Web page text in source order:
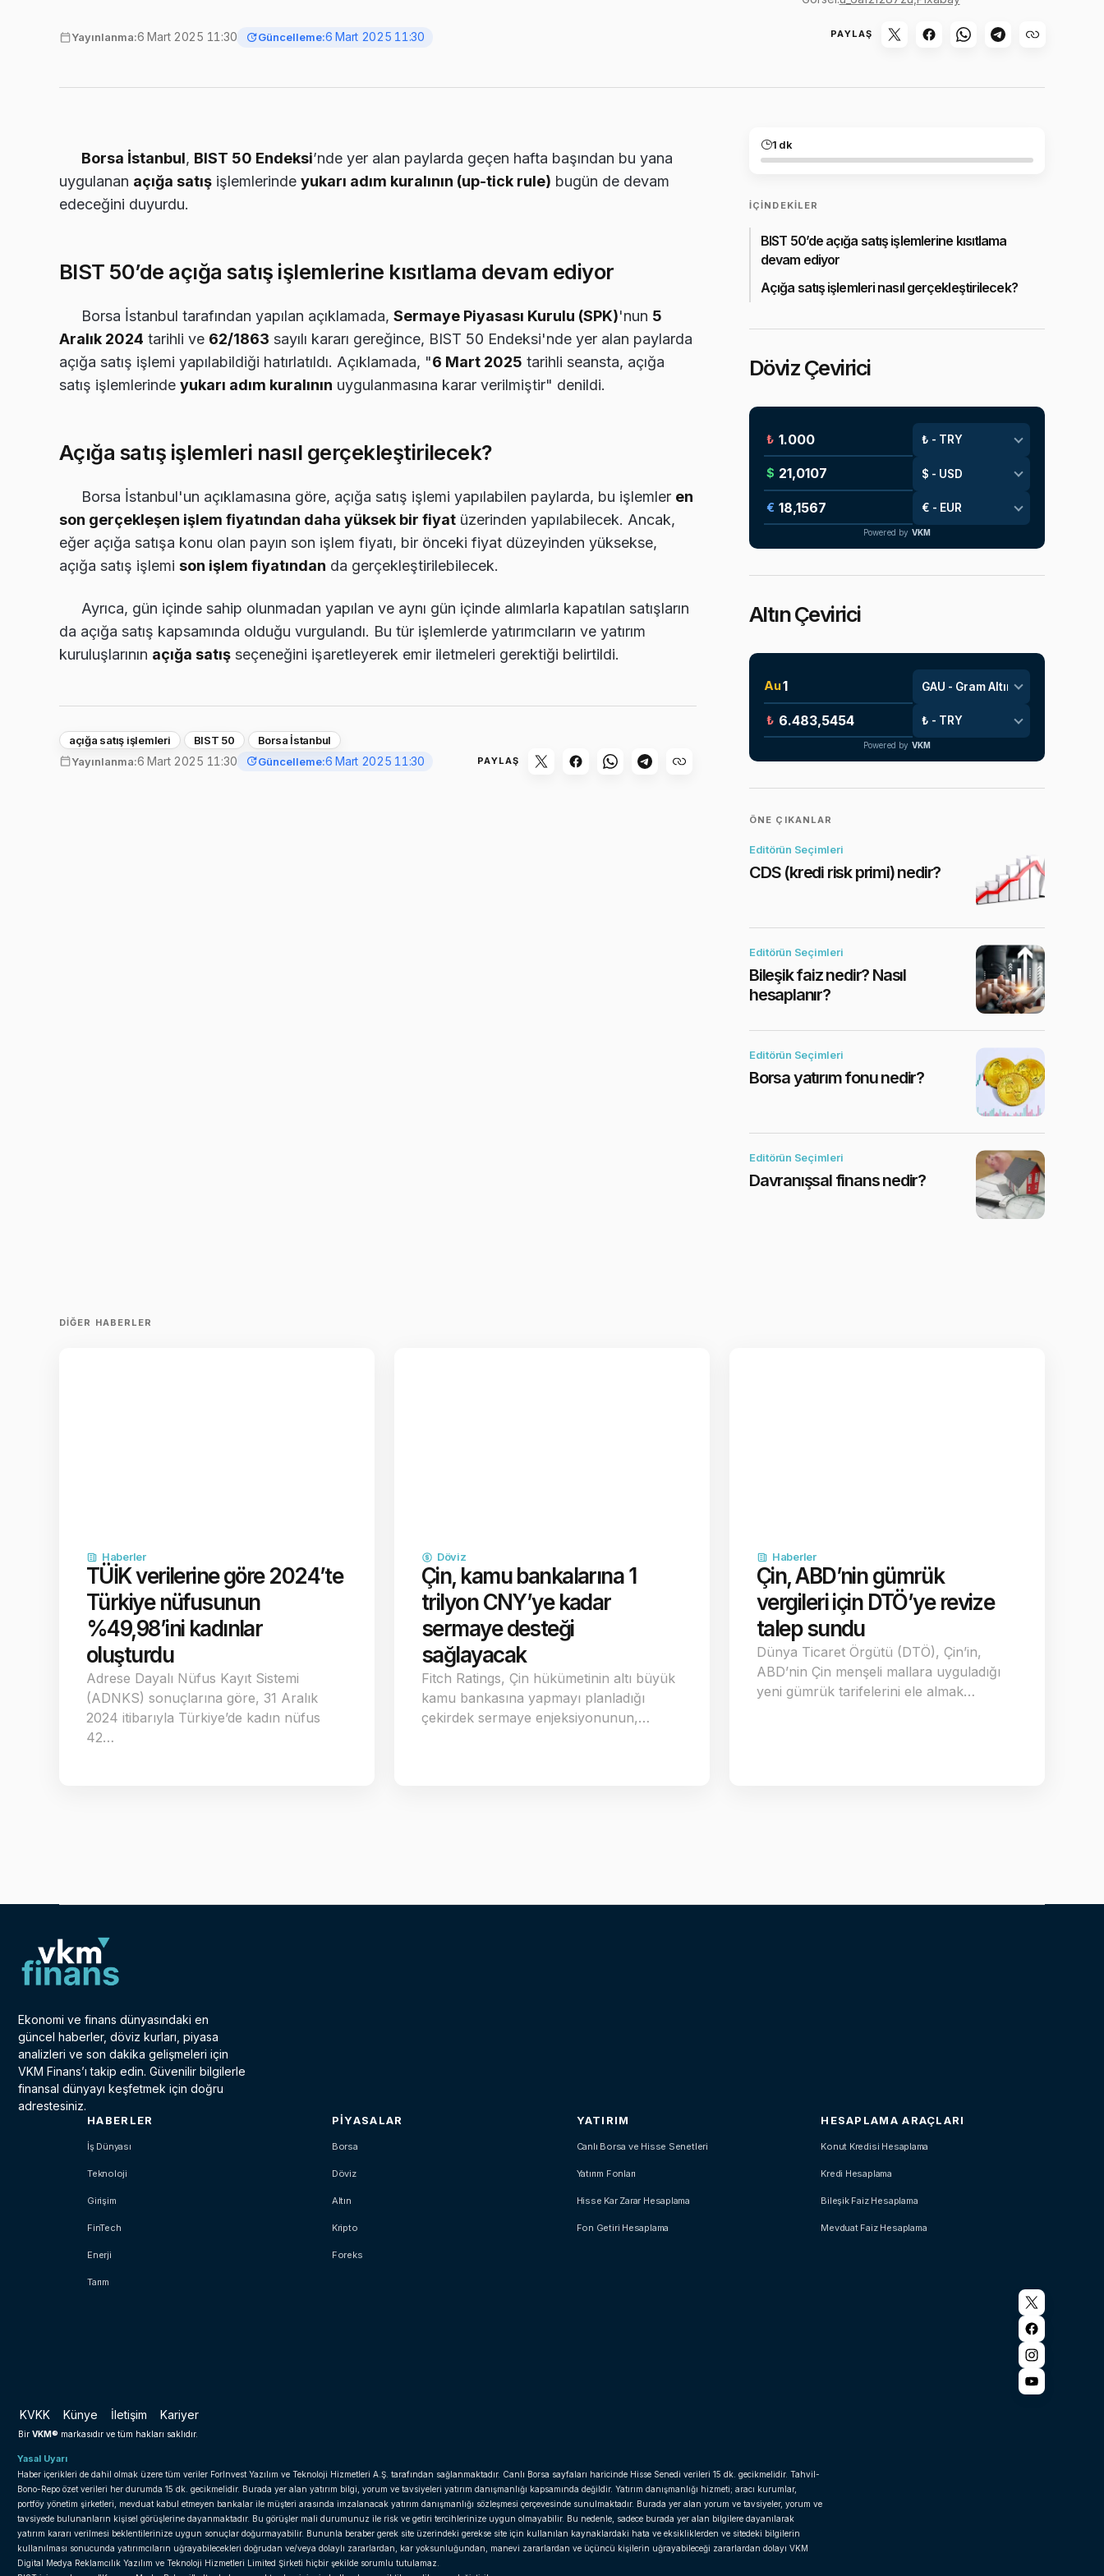
Yayınlanma:6 Mart 2025 11:30 Güncelleme:6 Mart 2025 11:30 PAYLAŞ
Borsa İstanbul, BIST 50 Endeksi’nde yer alan paylarda geçen hafta başından bu yana
uygulanan açığa satış işlemlerinde yukarı adım kuralının (up-tick rule) bugün de devam
edeceğini duyurdu.
BIST 50’de açığa satış işlemlerine kısıtlama devam ediyor
Borsa İstanbul tarafından yapılan açıklamada, Sermaye Piyasası Kurulu (SPK)'nun 5
Aralık 2024 tarihli ve 62/1863 sayılı kararı gereğince, BIST 50 Endeksi'nde yer alan paylarda
açığa satış işlemi yapılabildiği hatırlatıldı. Açıklamada, "6 Mart 2025 tarihli seansta, açığa
satış işlemlerinde yukarı adım kuralının uygulanmasına karar verilmiştir" denildi.
Açığa satış işlemleri nasıl gerçekleştirilecek?
Borsa İstanbul'un açıklamasına göre, açığa satış işlemi yapılabilen paylarda, bu işlemler en
son gerçekleşen işlem fiyatından daha yüksek bir fiyat üzerinden yapılabilecek. Ancak,
eğer açığa satışa konu olan payın son işlem fiyatı, bir önceki fiyat düzeyinden yüksekse,
açığa satış işlemi son işlem fiyatından da gerçekleştirilebilecek.
Ayrıca, gün içinde sahip olunmadan yapılan ve aynı gün içinde alımlarla kapatılan satışların
da açığa satış kapsamında olduğu vurgulandı. Bu tür işlemlerde yatırımcıların ve yatırım
kuruluşlarının açığa satış seçeneğini işaretleyerek emir iletmeleri gerektiği belirtildi.
açığa satış işlemleri BIST 50
Borsa İstanbul
Yayınlanma:6 Mart 2025 11:30 Güncelleme:6 Mart 2025 11:30 PAYLAŞ
1 dk
İÇINDEKILER
BIST 50’de açığa satış işlemlerine kısıtlama
devam ediyor
Açığa satış işlemleri nasıl gerçekleştirilecek?
Döviz Çevirici
₺
$
€
Powered by VKM
Altın Çevirici
Au
₺
Powered by VKM
ÖNE ÇIKANLAR
Editörün Seçimleri
CDS (kredi risk primi) nedir?
Editörün Seçimleri
Bileşik faiz nedir? Nasıl
hesaplanır?
Editörün Seçimleri
Borsa yatırım fonu nedir?
Editörün Seçimleri
Davranışsal finans nedir?
DIĞER HABERLER
Haberler
TÜİK verilerine göre 2024’te
Türkiye nüfusunun
%49,98’ini kadınlar
oluşturdu
Adrese Dayalı Nüfus Kayıt Sistemi
(ADNKS) sonuçlarına göre, 31 Aralık
2024 itibarıyla Türkiye’de kadın nüfus
42…
Döviz
Çin, kamu bankalarına 1
trilyon CNY’ye kadar
sermaye desteği
sağlayacak
Fitch Ratings, Çin hükümetinin altı büyük
kamu bankasına yapmayı planladığı
çekirdek sermaye enjeksiyonunun,…
Haberler
Çin, ABD’nin gümrük
vergileri için DTÖ’ye revize
talep sundu
Dünya Ticaret Örgütü (DTÖ), Çin’in,
ABD’nin Çin menşeli mallara uyguladığı
yeni gümrük tarifelerini ele almak…
Ekonomi ve finans dünyasındaki en
güncel haberler, döviz kurları, piyasa
analizleri ve son dakika gelişmeleri için
VKM Finans’ı takip edin. Güvenilir bilgilerle
finansal dünyayı keşfetmek için doğru
adrestesiniz.
HABERLER
İş Dünyası
Teknoloji
Girişim
FinTech
Enerji
Tarım
PIYASALAR
Borsa
Döviz
Altın
Kripto
Foreks
YATIRIM
Canlı Borsa ve Hisse Senetleri
Yatırım Fonları
Hisse Kar Zarar Hesaplama
Fon Getiri Hesaplama
HESAPLAMA ARAÇLARI
Konut Kredisi Hesaplama
Kredi Hesaplama
Bileşik Faiz Hesaplama
Mevduat Faiz Hesaplama
KVKK Künye İletişim Kariyer
Bir VKM® markasıdır ve tüm hakları saklıdır.
Yasal Uyarı
Haber içerikleri de dahil olmak üzere tüm veriler ForInvest Yazılım ve Teknoloji Hizmetleri A.Ş. tarafından sağlanmaktadır. Canlı Borsa sayfaları haricinde Hisse Senedi verileri 15 dk. gecikmelidir. Tahvil-
Bono-Repo özet verileri her durumda 15 dk. gecikmelidir. Burada yer alan yatırım bilgi, yorum ve tavsiyeleri yatırım danışmanlığı kapsamında değildir. Yatırım danışmanlığı hizmeti; aracı kurumlar,
portföy yönetim şirketleri, mevduat kabul etmeyen bankalar ile müşteri arasında imzalanacak yatırım danışmanlığı sözleşmesi çerçevesinde sunulmaktadır. Burada yer alan yorum ve tavsiyeler, yorum ve
tavsiyede bulunanların kişisel görüşlerine dayanmaktadır. Bu görüşler mali durumunuz ile risk ve getiri tercihlerinize uygun olmayabilir. Bu nedenle, sadece burada yer alan bilgilere dayanılarak
yatırım kararı verilmesi beklentilerinize uygun sonuçlar doğurmayabilir. Bununla beraber gerek site üzerindeki gerekse site için kullanılan kaynaklardaki hata ve eksikliklerden ve sitedeki bilgilerin
kullanılması sonucunda yatırımcıların uğrayabilecekleri doğrudan ve/veya dolaylı zararlardan, kar yoksunluğundan, manevi zararlardan ve üçüncü kişilerin uğrayabileceği zararlardan dolayı VKM
Digital Medya Reklamcılık Yazılım ve Teknoloji Hizmetleri Limited Şirketi hiçbir şekilde sorumlu tutulamaz.